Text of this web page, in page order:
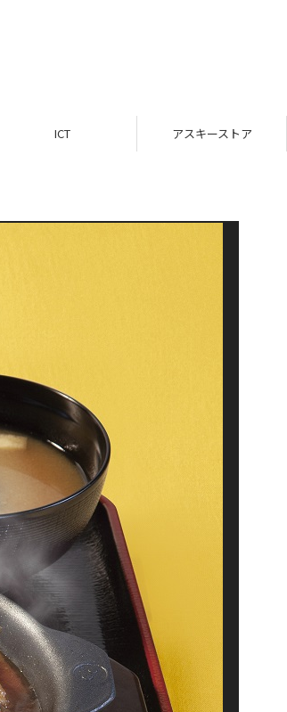
ICT アスキーストア